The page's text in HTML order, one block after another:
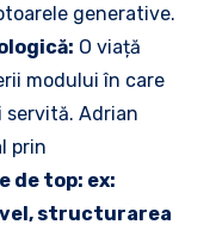
generative.
O viață
modului în care
Adrian
prin
de top: ex:
structurarea